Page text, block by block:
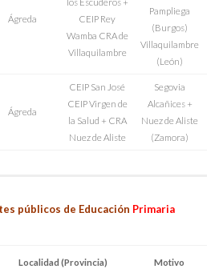
Ágreda
CEIP Rey
Wamba CRA de
Villaquilambre
Pampliega
(Burgos)
Villaquilambre
(León)
Ágreda
CEIP San José
CEIP Virgen de
la Salud + CRA
Nuez de Aliste
Segovia
Alcañices +
Nuez de Aliste
(Zamora)
públicos de Educación Primaria
Localidad (Provincia) Motivo